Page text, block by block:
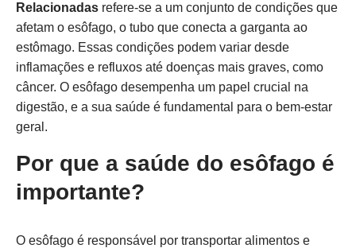
Relacionadas refere-se a um conjunto de condições que
afetam o esôfago, o tubo que conecta a garganta ao
estômago. Essas condições podem variar desde
inflamações e refluxos até doenças mais graves, como
câncer. O esôfago desempenha um papel crucial na
digestão, e a sua saúde é fundamental para o bem-estar
geral.
Por que a saúde do esôfago é
importante?
O esôfago é responsável por transportar alimentos e